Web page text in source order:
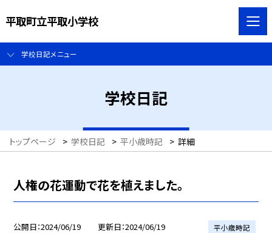
平取町立平取小学校
学校日記メニュー
学校日記
トップページ > 学校日記 > 平小歳時記 > 詳細
人権の花運動で花を植えました。
公開日 2024/06/19 更新日 2024/06/19 平小歳時記